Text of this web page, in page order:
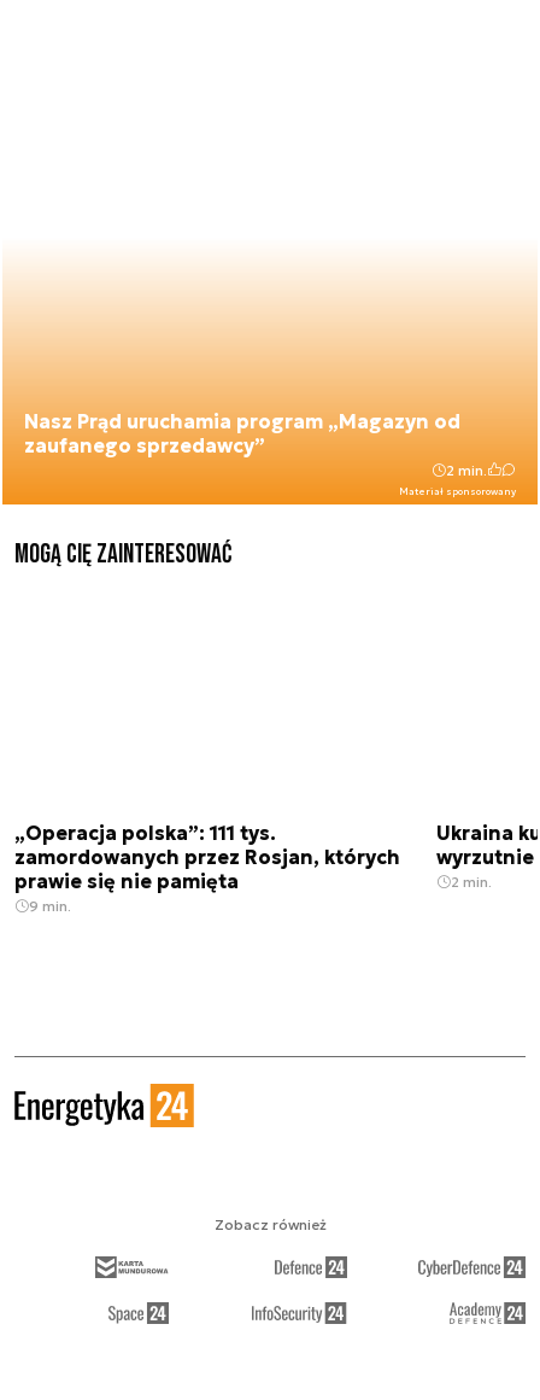
Nasz Prąd uruchamia program „Magazyn od
zaufanego sprzedawcy”
Materiał sponsorowany
2 min.
Mogą Cię zainteresować
„Operacja polska”: 111 tys.
zamordowanych przez Rosjan, których
prawie się nie pamięta
9 min.
Ukraina
wyrzutnie
2 min.
Zobacz również